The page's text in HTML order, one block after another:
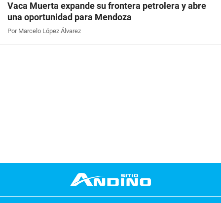
Vaca Muerta expande su frontera petrolera y abre
una oportunidad para Mendoza
Por Marcelo López Álvarez